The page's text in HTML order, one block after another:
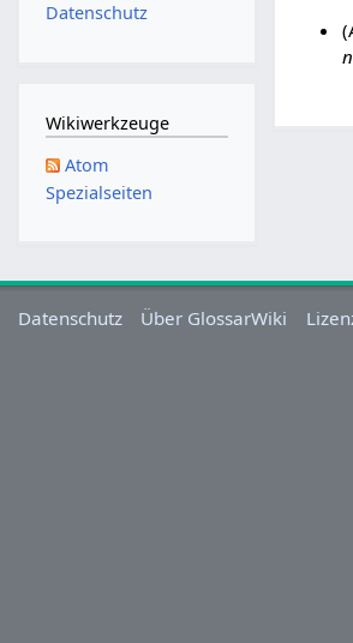
0
1
Datenschutz
Wikiwerkzeuge
Atom
Spezialseiten
Datenschutz Über GlossarWiki